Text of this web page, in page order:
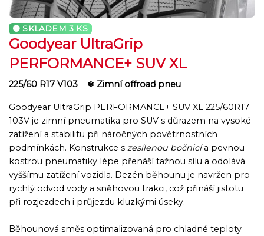
SKLADEM3 KS
Goodyear UltraGrip
PERFORMANCE+ SUV XL
225/60 R17 V103 ❄ Zimní offroad pneu
Goodyear UltraGrip PERFORMANCE+ SUV XL 225/60R17
103V je zimní pneumatika pro SUV s důrazem na vysoké
zatížení a stabilitu při náročných povětrnostních
podmínkách. Konstrukce s zesílenou bočnicía pevnou
kostrou pneumatiky lépe přenáší tažnou sílu a odolává
vyššímu zatížení vozidla. Dezén běhounu je navržen pro
rychlý odvod vody a sněhovou trakci, což přináší jistotu
při rozjezdech i průjezdu kluzkými úseky.
Běhounová směs optimalizovaná pro chladné teploty